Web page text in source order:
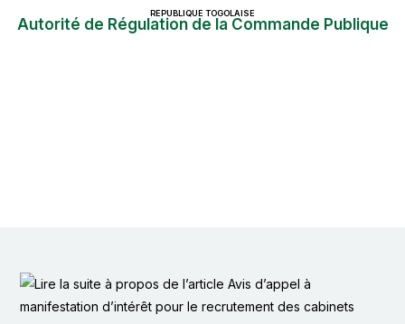
Autorité de Régulation de la Commande Publique
REPUBLIQUE TOGOLAISE